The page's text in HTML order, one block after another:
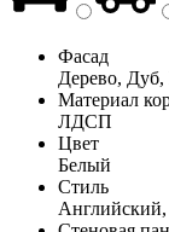
Фасад
Дерево,
Материал
ЛДСП
Цвет
Белый
Стиль
Английский,